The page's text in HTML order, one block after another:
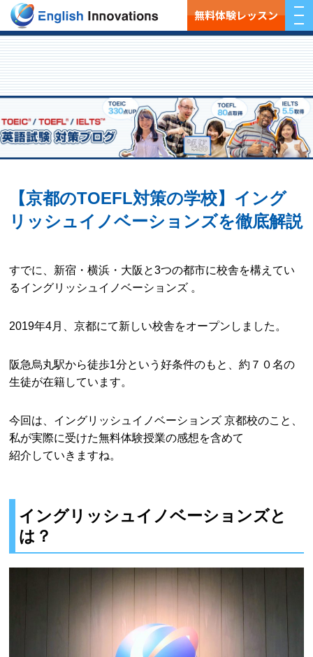
無料体験レッスン
【京都のTOEFL対策の学校】イング
リッシュイノベーションズを徹底解説
すでに、新宿・横浜・大阪と3つの都市に校舎を構えてい
るイングリッシュイノベーションズ 。
2019年4月、京都にて新しい校舎をオープンしました。
阪急烏丸駅から徒歩1分という好条件のもと、約７０名の
生徒が在籍しています。
今回は、イングリッシュイノベーションズ 京都校のこと、
私が実際に受けた無料体験授業の感想を含めて
紹介していきますね。
イングリッシュイノベーションズと
は？